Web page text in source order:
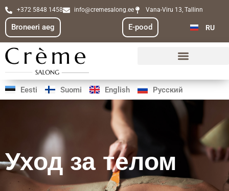
Перейти
содержимому
+372 5848 1458 info@cremesalong.ee Vana-Viru 13, Tallinn
Broneeri aeg E-pood RU
EN
Eesti Suomi English Русский
Уход за телом